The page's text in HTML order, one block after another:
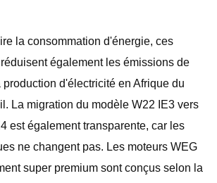
la consommation d'énergie, ces
également les émissions de
d'électricité en Afrique du
La migration du modèle W22 IE3 vers
est également transparente, car les
ne changent pas. Les moteurs WEG
super premium sont conçus selon la